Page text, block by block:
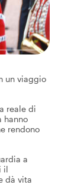
un viaggio
reale di
hanno
rendono
a
il
dà vita